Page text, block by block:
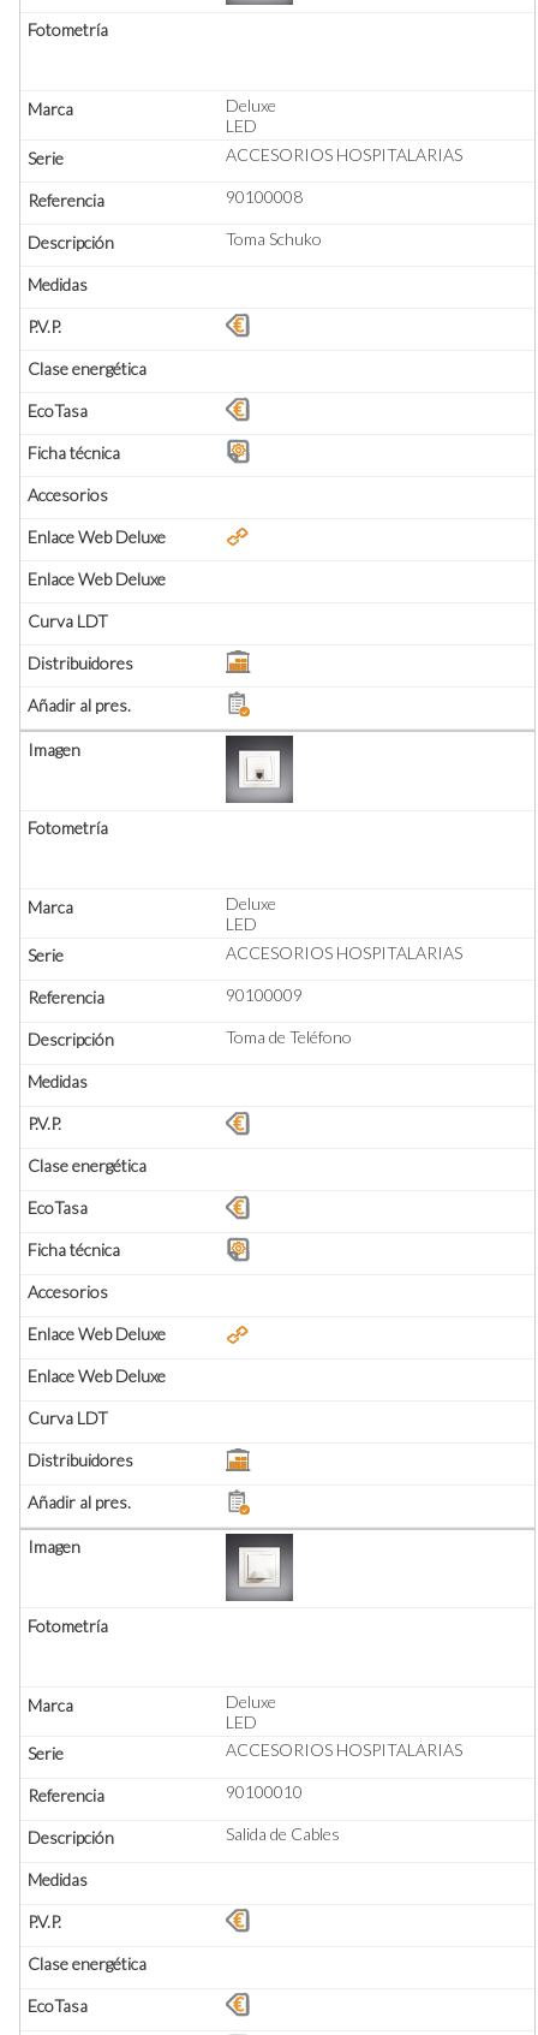
Deluxe
LED
ACCESORIOS HOSPITALARIAS
90100008
Toma Schuko
Deluxe
LED
ACCESORIOS HOSPITALARIAS
90100009
Toma de Teléfono
Deluxe
LED
ACCESORIOS HOSPITALARIAS
90100010
Salida de Cables